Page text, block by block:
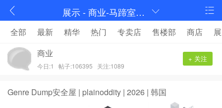
展示 - 商业-马蹄室内设计论坛-序赞网
全部 最新 精华 热门 专卖店 售楼部 商店
商业
今日:1 帖子:106395 关注:1089
+ 关注
Genre Dump安全屋 | plainoddity | 2026 | 韩国